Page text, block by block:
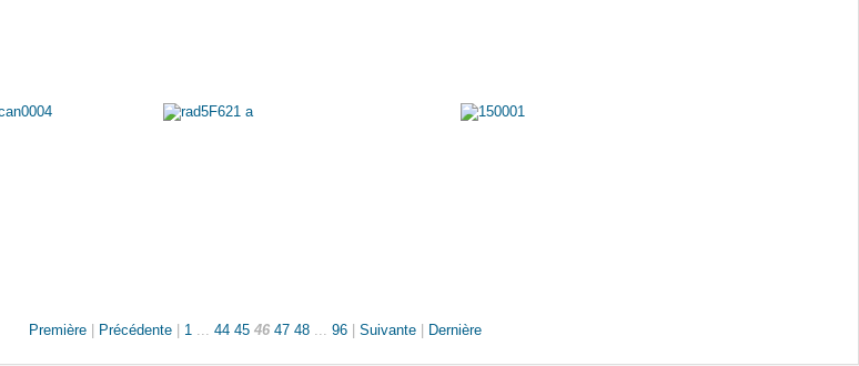
Première| Précédente| 1... 44 45 46 47 48... 96 Suivante Dernière